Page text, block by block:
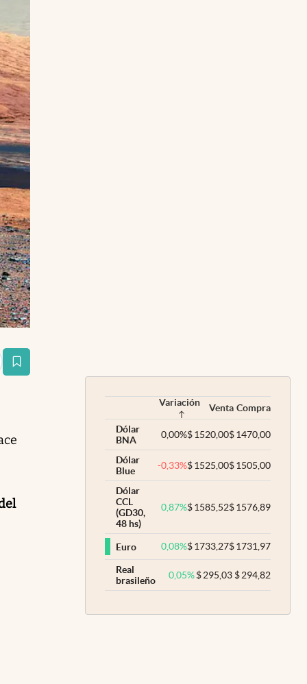
Variación Venta Compra
Dólar
BNA
0,00%$1520,00$1470,00
Dólar
Blue
-0,33%$1525,00$1505,00
Dólar
CCL
(GD30,
48 hs)
0,87%$1585,52$1576,89
Euro 0,08%$1733,27$1731,97
Real
brasileño
0,05% $295,03 $294,82